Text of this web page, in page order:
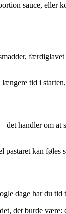
sauce, eller
tid i
handler om
kan
dage har du
det burde